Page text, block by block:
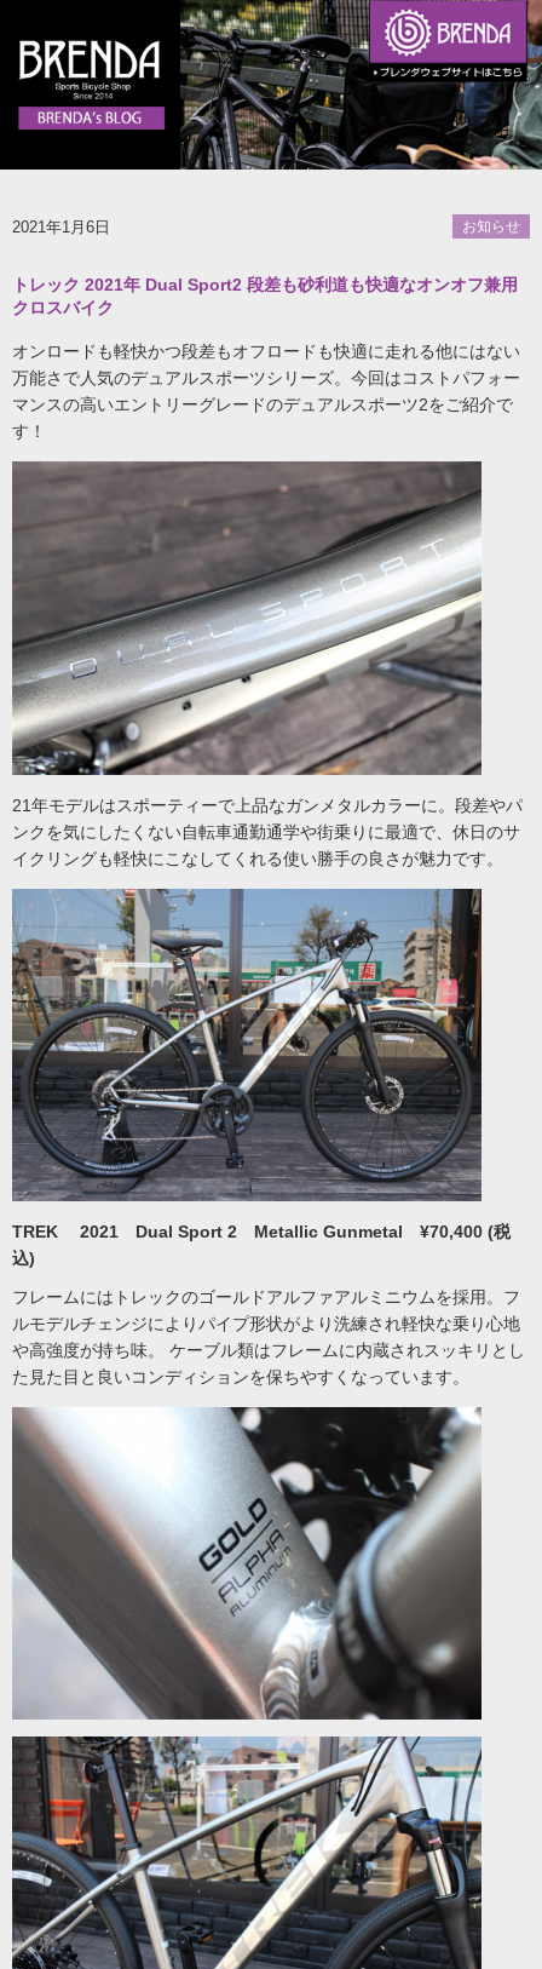
2021年1月6日 お知らせ
トレック 2021年 Dual Sport2 段差も砂利道も快適なオンオフ兼用
クロスバイク
オンロードも軽快かつ段差もオフロードも快適に走れる他にはない
万能さで人気のデュアルスポーツシリーズ。今回はコストパフォー
マンスの高いエントリーグレードのデュアルスポーツ2をご紹介で
す！
21年モデルはスポーティーで上品なガンメタルカラーに。段差やパ
ンクを気にしたくない自転車通勤通学や街乗りに最適で、休日のサ
イクリングも軽快にこなしてくれる使い勝手の良さが魅力です。
TREK 2021 Dual Sport 2 Metallic Gunmetal ¥70,400 (税
込)
フレームにはトレックのゴールドアルファアルミニウムを採用。フ
ルモデルチェンジによりパイプ形状がより洗練され軽快な乗り心地
や高強度が持ち味。 ケーブル類はフレームに内蔵されスッキリとし
た見た目と良いコンディションを保ちやすくなっています。